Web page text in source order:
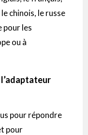
chinois, le russe
pour les
ou à
pour répondre
pour